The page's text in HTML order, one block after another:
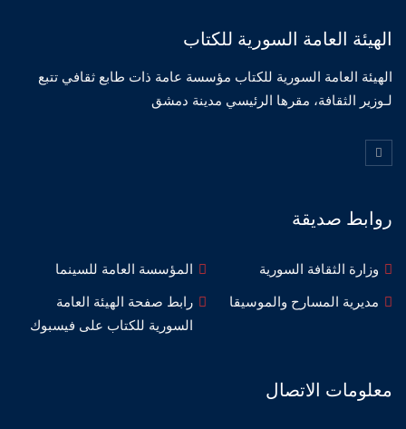
الهيئة العامة السورية للكتاب
الهيئة العامة السورية للكتاب مؤسسة عامة ذات طابع ثقافي تتبع
لـوزير الثقافة، مقرها الرئيسي مدينة دمشق
روابط صديقة
وزارة الثقافة السورية
المؤسسة العامة للسينما
مديرية المسارح والموسيقا
رابط صفحة الهيئة العامة
السورية للكتاب على فيسبوك
معلومات الاتصال